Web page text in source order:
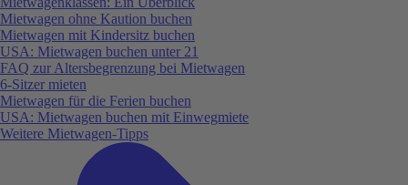
Mietwagen ohne Kaution buchen
Mietwagen mit Kindersitz buchen
USA: Mietwagen buchen unter 21
FAQ zur Altersbegrenzung bei Mietwagen
6-Sitzer mieten
Mietwagen für die Ferien buchen
USA: Mietwagen buchen mit Einwegmiete
Weitere Mietwagen-Tipps